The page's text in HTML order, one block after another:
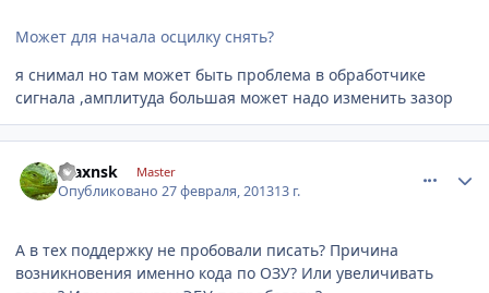
Может для начала осцилку снять?
я снимал но там может быть проблема в обработчике
сигнала ,амплитуда большая может надо изменить зазор
maxnsk Master
Опубликовано27 февраля, 201313 г.
А в тех поддержку не пробовали писать? Причина
возникновения именно кода по ОЗУ? Или увеличивать